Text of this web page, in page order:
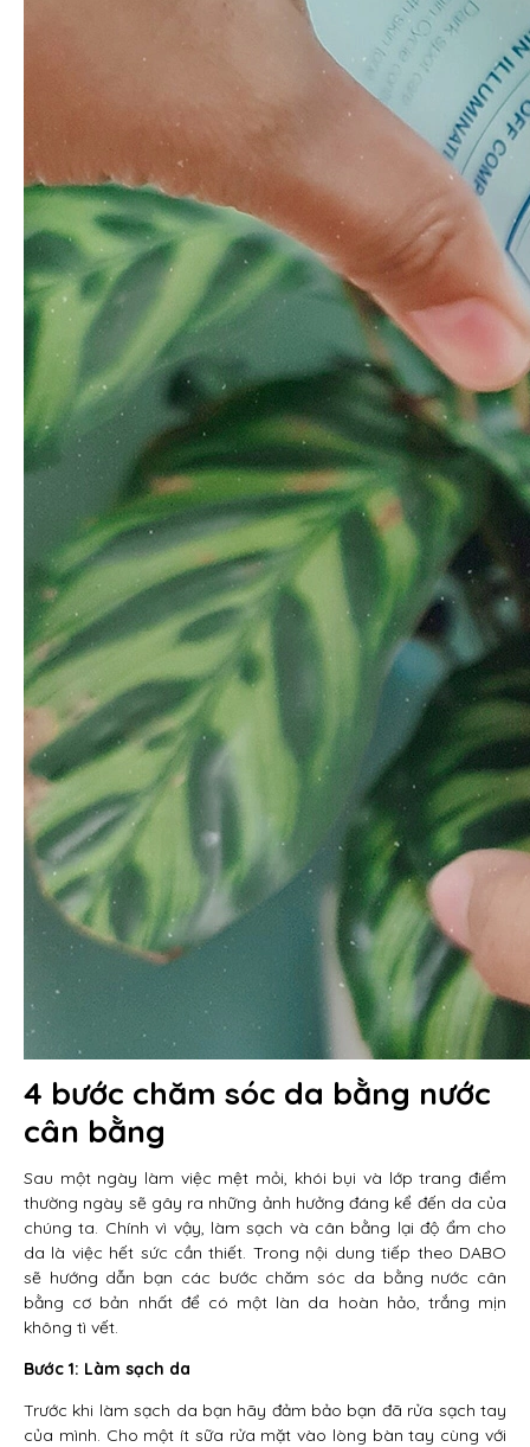
4 bước chăm sóc da bằng nước
cân bằng
Sau một ngày làm việc mệt mỏi, khói bụi và lớp trang điểm
thường ngày sẽ gây ra những ảnh hưởng đáng kể đến da của
chúng ta. Chính vì vậy, làm sạch và cân bằng lại độ ẩm cho
da là việc hết sức cần thiết. Trong nội dung tiếp theo DABO
sẽ hướng dẫn bạn các bước chăm sóc da bằng nước cân
bằng cơ bản nhất để có một làn da hoàn hảo, trắng mịn
không tì vết.
Bước 1: Làm sạch da
Trước khi làm sạch da bạn hãy đảm bảo bạn đã rửa sạch tay
của mình. Cho một ít sữa rửa mặt vào lòng bàn tay cùng với